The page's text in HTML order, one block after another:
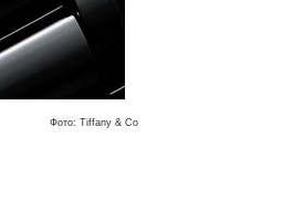
Фото: Tiffany & Co